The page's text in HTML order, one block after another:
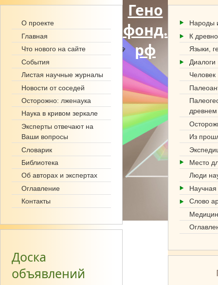
О проекте
Главная
Что нового на сайте
События
Листая научные журналы
Новости от соседей
Осторожно: лженаука
Наука в кривом зеркале
Эксперты отвечают на
Ваши вопросы
Словарик
Библиотека
Об авторах и экспертах
Оглавление
Контакты
Доска
объявлений
Народы
К
Языки,
Диалоги
Человек
древнем
Из
Место
Люди
Научная
Слово
Гено
фонд.
рф